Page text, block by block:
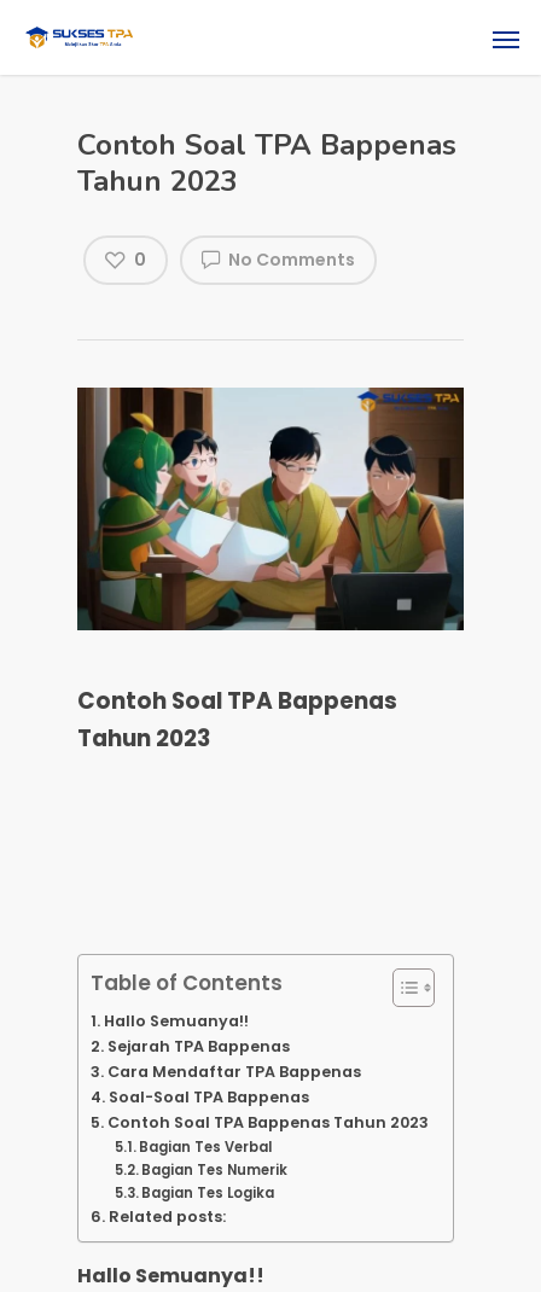
Contoh Soal TPA Bappenas
Tahun 2023
No Comments
0
Contoh Soal TPA Bappenas
Tahun 2023
Table of Contents
Hallo Semuanya!!
Sejarah TPA Bappenas
Cara Mendaftar TPA Bappenas
Soal-Soal TPA Bappenas
Contoh Soal TPA Bappenas Tahun 2023
Bagian Tes Verbal
Bagian Tes Numerik
Bagian Tes Logika
Related posts:
Hallo Semuanya!!